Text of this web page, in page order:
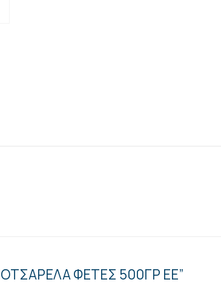
ΦΕΤΕΣ 500ΓΡ ΕΕ”